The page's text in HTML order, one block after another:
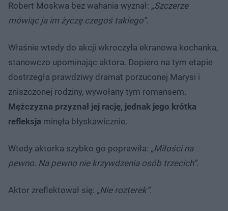
Robert Moskwa bez wahania wyznał: „Szczerze
mówiąc ja im życzę czegoś takiego”.
Właśnie wtedy do akcji wkroczyła ekranowa kochanka,
stanowczo upominając aktora. Dopiero na tym etapie
dostrzegła prawdziwy dramat porzuconej Marysi i
zniszczonej rodziny, wywołany tym romansem.
Mężczyzna przyznał jej rację, jednak jego krótka
refleksja minęła błyskawicznie.
Wtedy aktorka szybko go poprawiła: „Miłości na
pewno. Na pewno nie krzywdzenia osób trzecich”.
Aktor zreflektował się: „Nie rozterek”.